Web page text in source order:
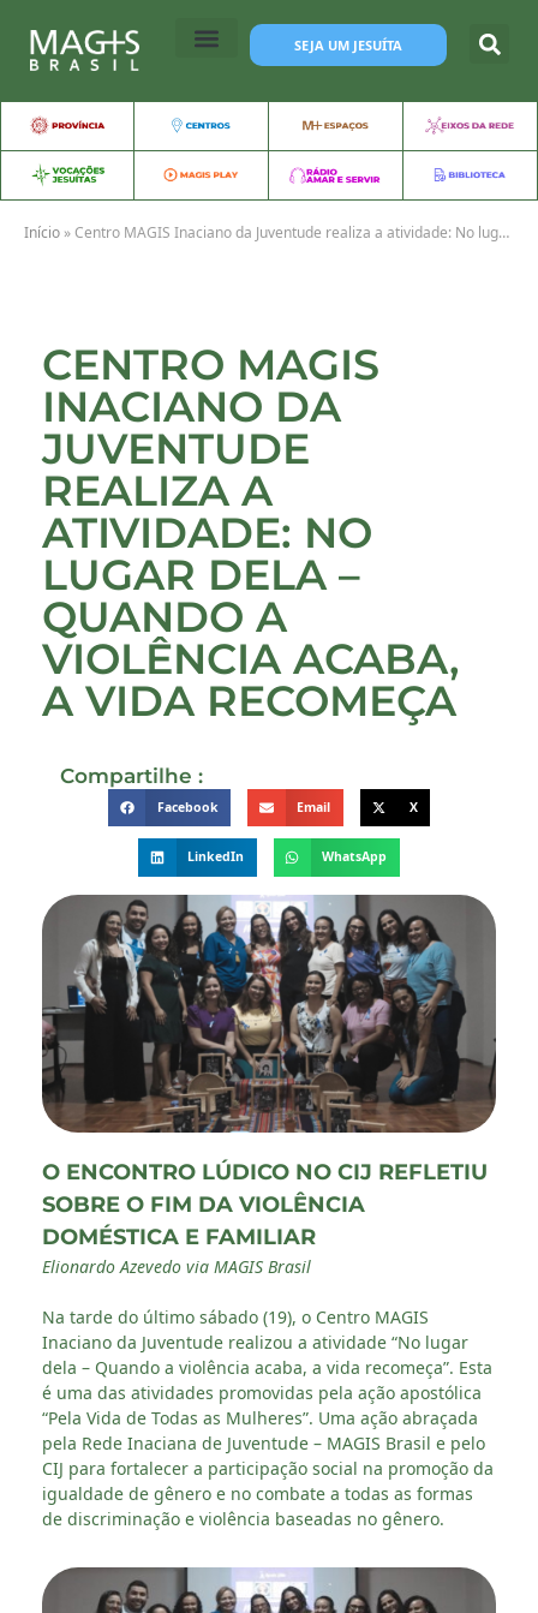
SEJA UM JESUÍTA
Início »Centro MAGIS Inaciano da Juventude realiza a atividade: No lugar dela – Quando a violência acaba, a vida recomeça
CENTRO MAGIS
INACIANO DA
JUVENTUDE
REALIZA A
ATIVIDADE: NO
LUGAR DELA –
QUANDO A
VIOLÊNCIA ACABA,
A VIDA RECOMEÇA
Compartilhe :
Facebook Email X
LinkedIn WhatsApp
O ENCONTRO LÚDICO NO CIJ REFLETIU
SOBRE O FIM DA VIOLÊNCIA
DOMÉSTICA E FAMILIAR
Elionardo Azevedo via MAGIS Brasil
Na tarde do último sábado (19), o Centro MAGIS
Inaciano da Juventude realizou a atividade “No lugar
dela – Quando a violência acaba, a vida recomeça”. Esta
é uma das atividades promovidas pela ação apostólica
“Pela Vida de Todas as Mulheres”. Uma ação abraçada
pela Rede Inaciana de Juventude – MAGIS Brasil e pelo
CIJ para fortalecer a participação social na promoção da
igualdade de gênero e no combate a todas as formas
de discriminação e violência baseadas no gênero.